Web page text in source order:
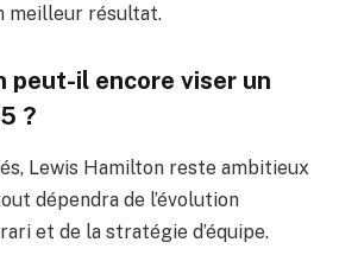
meilleur résultat.
peut-il encore viser un
?
Lewis Hamilton reste ambitieux
dépendra de l’évolution
et de la stratégie d’équipe.